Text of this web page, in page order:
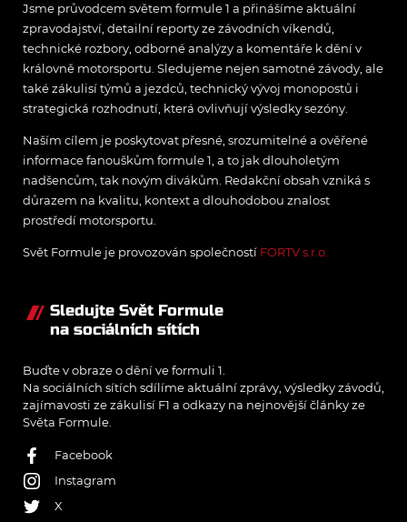
Jsme průvodcem světem formule 1 a přinášíme aktuální
zpravodajství, detailní reporty ze závodních víkendů,
technické rozbory, odborné analýzy a komentáře k dění v
královně motorsportu. Sledujeme nejen samotné závody, ale
také zákulisí týmů a jezdců, technický vývoj monopostů i
strategická rozhodnutí, která ovlivňují výsledky sezóny.
Naším cílem je poskytovat přesné, srozumitelné a ověřené
informace fanouškům formule 1, a to jak dlouholetým
nadšencům, tak novým divákům. Redakční obsah vzniká s
důrazem na kvalitu, kontext a dlouhodobou znalost
prostředí motorsportu.
Svět Formule je provozován společností FORTV s.r.o.
Sledujte Svět Formule
na sociálních sítích
Buďte v obraze o dění ve formuli 1.
Na sociálních sítích sdílíme aktuální zprávy, výsledky závodů,
zajímavosti ze zákulisí F1 a odkazy na nejnovější články ze
Světa Formule.
Facebook
Instagram
X